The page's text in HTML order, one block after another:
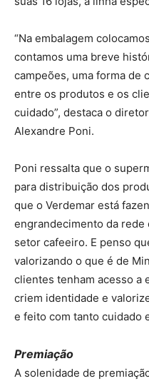
“Na embalagem
contamos uma breve
campeões, uma forma de
entre os produtos e os
cuidado”, destaca o
Alexandre Poni.
Poni ressalta que o
para distribuição dos
que o Verdemar está
engrandecimento da rede
setor cafeeiro. E penso
valorizando o que é de
clientes tenham acesso a
criem identidade e
e feito com tanto cuidado
Premiação
A solenidade de